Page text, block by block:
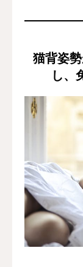
猫背姿
し、